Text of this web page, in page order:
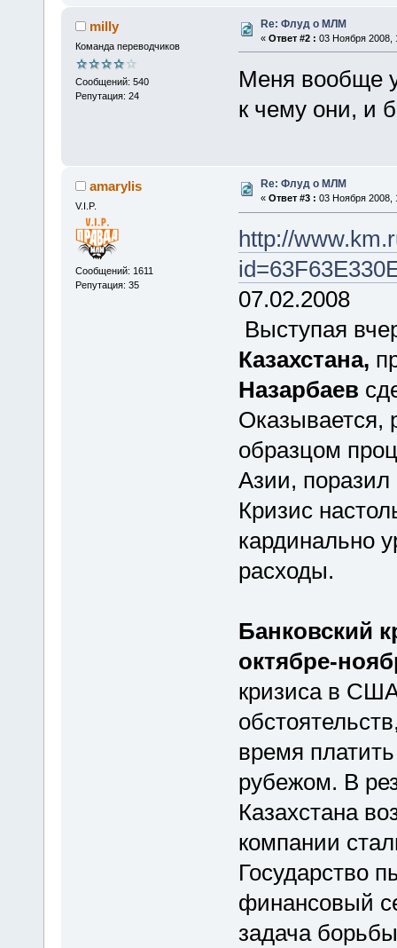
milly
Команда переводчиков
Сообщений: 540
Репутация: 24
Re: Флуд о МЛМ
« Ответ #2 : 03 Ноября 2008,
Меня вообще
к чему они, и
amarylis
V.I.P.
Сообщений: 1611
Репутация: 35
Re: Флуд о МЛМ
« Ответ #3 : 03 Ноября 2008,
http://
07.02.2008
Выступая
Казахстана,
Назарбаев
Оказывается,
образцом
Азии, поразил
Кризис
кардинально
расходы.
Банковский
октябре-
кризиса в
время
рубежом. В
Казахстана
компании
Государство
финансовый
задача